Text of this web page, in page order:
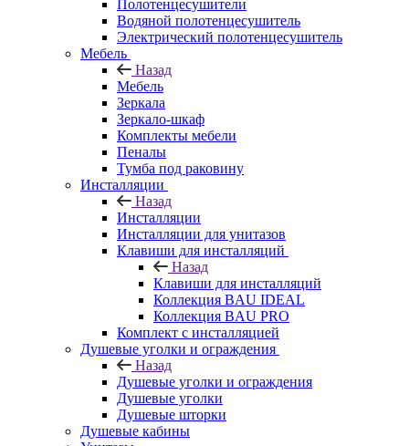
Полотенцесушители
Водяной полотенцесушитель
Электрический полотенцесушитель
Мебель
Назад
Мебель
Зеркала
Зеркало-шкаф
Комплекты мебели
Пеналы
Тумба под раковину
Инсталляции
Назад
Инсталляции
Инсталляции для унитазов
Клавиши для инсталляций
Назад
Клавиши для инсталляций
Коллекция BAU IDEAL
Коллекция BAU PRO
Комплект с инсталляцией
Душевые уголки и ограждения
Назад
Душевые уголки и ограждения
Душевые уголки
Душевые шторки
Душевые кабины